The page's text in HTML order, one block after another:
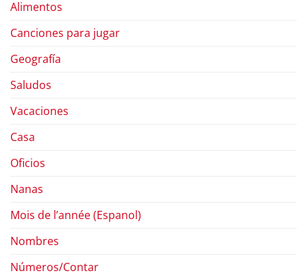
Alimentos
Canciones para jugar
Geografía
Saludos
Vacaciones
Casa
Oficios
Nanas
Mois de l’année (Espanol)
Nombres
Números/Contar